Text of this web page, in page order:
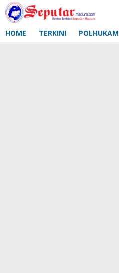
Lewati
ke
HOME TERKINI POLHUKAM